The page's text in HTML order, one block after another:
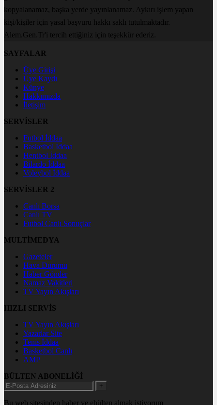
kopyalanamaz, başka yerde yayınlanamaz. Aykırı işlem yapan
kişi/kişiler için yasal başvuru hakkı saklı tutulmaktadır.
Alem.Gen.Tr'i tercih ettiğiniz için teşekkür ederiz.
SAYFALAR
Üye Girişi
Üye Kaydı
Künye
Hakkımızda
İletişim
SERVİSLER
Futbol İddaa
Basketbol İddaa
Hentbol İddaa
Bilardo İddaa
Voleybol İddaa
SERVİSLER 2
Canlı Borsa
Canlı TV
Futbol Canlı Sonuçlar
MULTİMEDYA
Gazeteler
Hava Durumu
Haber Gönder
Namaz Vakitleri
TV Yayın Akışları
HIZLI SERVİS
TV Yayın Akışları
Yazarlar Site
Tenis İddaa
Basketbol Canlı
AMP
BÜLTEN ABONELİĞİ
+
Bu web sitesinden haber ve ebülten almak istiyorum